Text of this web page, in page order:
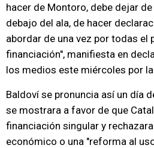
hacer de Montoro, debe dejar
debajo del ala, de hacer
abordar de una vez por todas el
financiación", manifiesta en
los medios este miércoles por
Baldoví se pronuncia así un día
se mostrara a favor de que
financiación singular y
económico o una "reforma al